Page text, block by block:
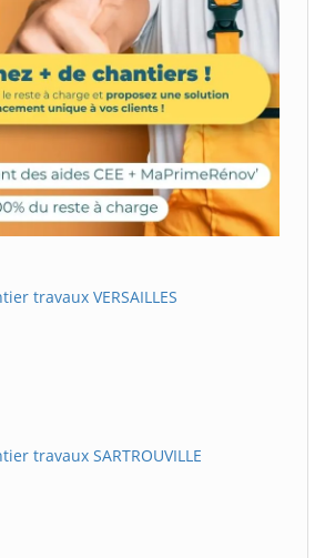
travaux VERSAILLES
travaux SARTROUVILLE